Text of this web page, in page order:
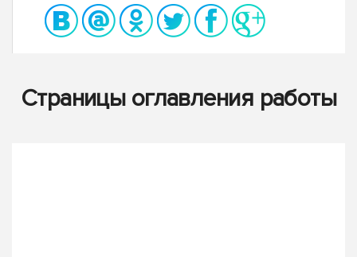
Страницы оглавления работы